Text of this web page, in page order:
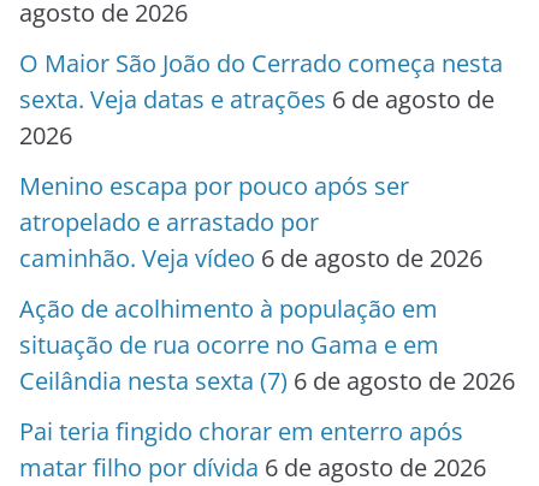
agosto de 2026
O Maior São João do Cerrado começa nesta
sexta. Veja datas e atrações 6 de agosto de
2026
Menino escapa por pouco após ser
atropelado e arrastado por
caminhão. Veja vídeo 6 de agosto de 2026
Ação de acolhimento à população em
situação de rua ocorre no Gama e em
Ceilândia nesta sexta (7) 6 de agosto de 2026
Pai teria fingido chorar em enterro após
matar filho por dívida 6 de agosto de 2026